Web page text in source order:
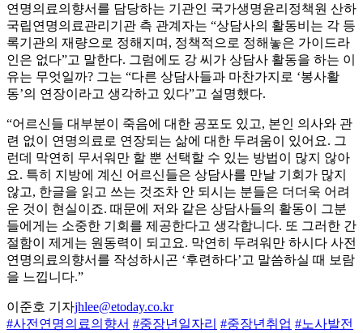
연명의료의향서를 담당하는 기관인 국가생명윤리정책원 산하
국립연명의료관리기관 측 관계자는 “상담사의 활동비는 각 등
록기관의 재량으로 정해지며, 정책적으로 정해놓은 가이드라
인은 없다”고 말한다. 그럼에도 강 씨가 상담사 활동을 하는 이
유는 무엇일까? 그는 “다른 상담사들과 마찬가지로 ‘봉사활
동’의 연장이라고 생각하고 있다”고 설명했다.
“어르신들 대부분이 죽음에 대한 공포도 있고, 본인 의사와 관
련 없이 연명의료로 연장되는 삶에 대한 두려움이 있어요. 그
런데 막연히 무서워만 할 뿐 선택할 수 있는 방법이 많지 않아
요. 특히 지방에 계신 어르신들은 상담사를 만날 기회가 많지
않고, 한글을 읽고 쓰는 것조차 안 되시는 분들은 더더욱 어려
운 것이 현실이죠. 때문에 저와 같은 상담사들의 활동이 그분
들에게는 소중한 기회를 제공한다고 생각합니다. 또 그러한 간
절함이 제게는 원동력이 되고요. 막연히 두려워만 하시다 사전
연명의료의향서를 작성하시곤 ‘후련하다’고 말씀하실 때 보람
을 느낍니다.”
이준호 기자jhlee@etoday.co.kr
#사전연명의료의향서 #중장년일자리 #중장년취업 #노사발전